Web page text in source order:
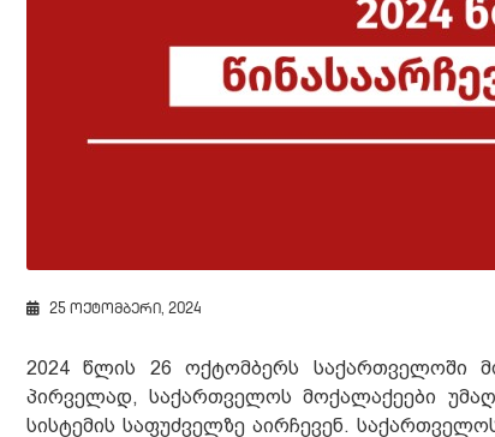
25 ოქტომბერი, 2024
2024 წლის 26 ოქტომბერს საქართველოში
პირველად, საქართველოს მოქალაქეები
სისტემის საფუძველზე აირჩევენ.